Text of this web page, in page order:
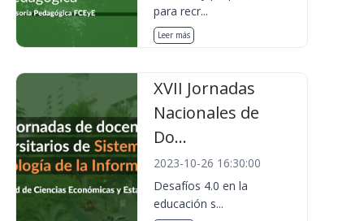
para recr...
Leer más
XVII Jornadas
Nacionales de
Do...
2023-10-26 16:30:00
Desafíos 4.0 en la
educación s...